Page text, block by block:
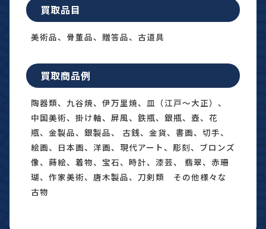
買取品目
美術品、骨董品、贈答品、古道具
買取商品例
陶器類、九谷焼、伊万里焼、皿（江戸〜大正）、
中国美術、掛け軸、屏風、鉄瓶、銀瓶、壺、花
瓶、金製品、銀製品、 古銭、金貨、書画、切手、
絵画、日本画、洋画、現代アート、彫刻、ブロンズ
像、蒔絵、着物、宝石、時計、漆芸、 翡翠、赤珊
瑚、作家美術、唐木製品、刀剣類 その他様々な
古物